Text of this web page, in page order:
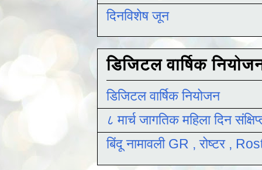
दिनविशेष जून
डिजिटल वार्षिक
डिजिटल वार्षिक नियोजन
८ मार्च जागतिक महिला दिन
बिंदू नामावली GR , रोष्टर ,